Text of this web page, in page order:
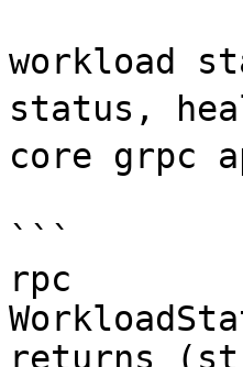
workload
status,
core grpc
```
rpc
returns